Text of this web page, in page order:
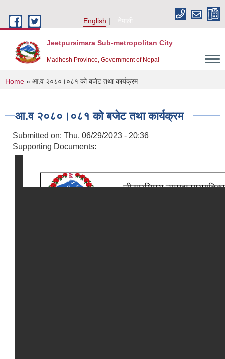
English
नेपाली
Jeetpursimara Sub-metropolitan City
Madhesh Province, Government of Nepal
You are here
Home » आ.व २०८०।०८१ को बजेट तथा कार्यक्रम
आ.व २०८०।०८१ को बजेट तथा कार्यक्रम
Submitted on: Thu, 06/29/2023 - 20:36
Supporting Documents: